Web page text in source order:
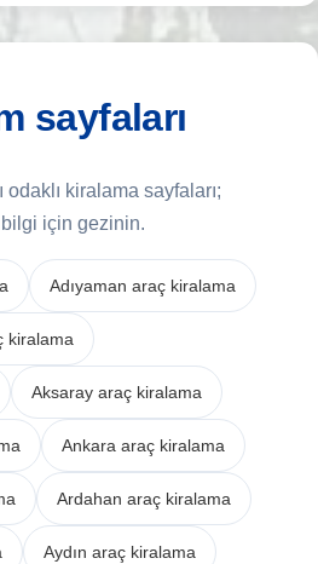
sayfaları
odaklı kiralama sayfaları;
için gezinin.
Adıyaman araç kiralama
kiralama
Aksaray araç kiralama
Ankara araç kiralama
Ardahan araç kiralama
Aydın araç kiralama